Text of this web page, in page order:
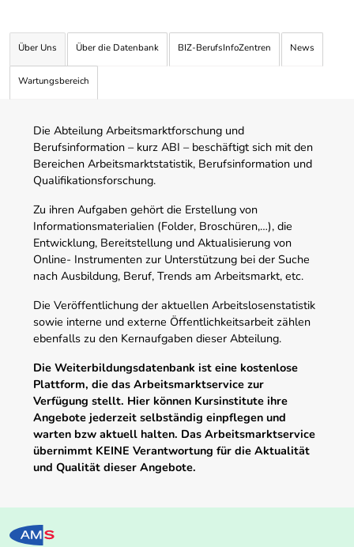
Über Uns Über die Datenbank BIZ-BerufsInfoZentren News
Wartungsbereich
Die Abteilung Arbeitsmarktforschung und
Berufsinformation – kurz ABI – beschäftigt sich mit den
Bereichen Arbeitsmarktstatistik, Berufsinformation und
Qualifikationsforschung.
Zu ihren Aufgaben gehört die Erstellung von
Informationsmaterialien (Folder, Broschüren,…), die
Entwicklung, Bereitstellung und Aktualisierung von
Online- Instrumenten zur Unterstützung bei der Suche
nach Ausbildung, Beruf, Trends am Arbeitsmarkt, etc.
Die Veröffentlichung der aktuellen Arbeitslosenstatistik
sowie interne und externe Öffentlichkeitsarbeit zählen
ebenfalls zu den Kernaufgaben dieser Abteilung.
Die Weiterbildungsdatenbank ist eine kostenlose
Plattform, die das Arbeitsmarktservice zur
Verfügung stellt. Hier können Kursinstitute ihre
Angebote jederzeit selbständig einpflegen und
warten bzw aktuell halten. Das Arbeitsmarktservice
übernimmt KEINE Verantwortung für die Aktualität
und Qualität dieser Angebote.